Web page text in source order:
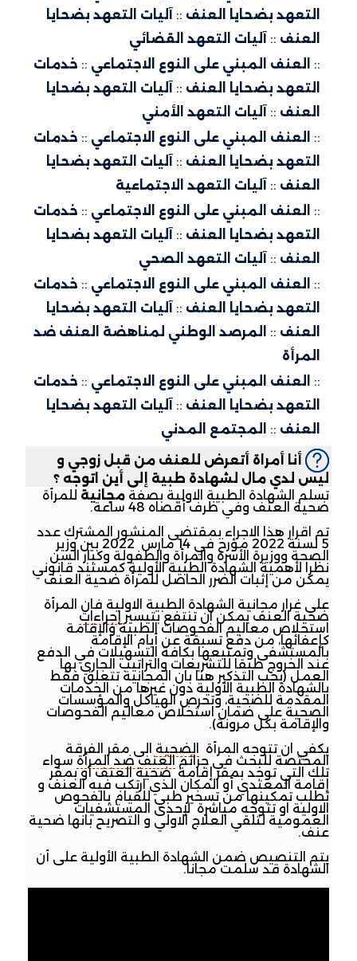
التعهد بضحايا العنف :: آليات التعهد بضحايا
العنف :: آليات التعهد القضائي
العنف المبني على النوع الاجتماعي :: خدمات
التعهد بضحايا العنف :: آليات التعهد بضحايا
العنف :: آليات التعهد الأمني
العنف المبني على النوع الاجتماعي :: خدمات
التعهد بضحايا العنف :: آليات التعهد بضحايا
العنف :: آليات التعهد الاجتماعية
العنف المبني على النوع الاجتماعي :: خدمات
التعهد بضحايا العنف :: آليات التعهد بضحايا
العنف :: آليات التعهد الصحي
العنف المبني على النوع الاجتماعي :: خدمات
التعهد بضحايا العنف :: آليات التعهد بضحايا
العنف :: المرصد الوطني لمناهضة العنف ضد
المرأة
العنف المبني على النوع الاجتماعي :: خدمات
التعهد بضحايا العنف :: آليات التعهد بضحايا
العنف :: المجتمع المدني
أنا أمراة أتعرض للعنف من قبل زوجي و
ليس لدي مال لشهادة طبية إلى أين اتوجه ؟
تسلم الشهادة الطبية الاولية بصفةمجانيةللمرأة
ضحية العنف وفي ظرف أقصاه 48 ساعة.
تم اقرار هذا الاجراء بمقتضى المنشور المشترك عدد
5 لسنة 2022 مؤرخ في 14 مارس 2022 بين وزير
الصحة ووزيرة الأسرة والمرأة والطفولة وكبار السن
نظرا لأهمية الشهادة الطبية الأولية كمستند قانوني
يمكن من إثبات الضرر الحاصل للمرأة ضحية العنف
على غرار مجانية الشهادة الطبية الاولية فان المرأة
ضحية العنف يمكن ان تنتفع بتيسيرإجراءات
استخلاص معاليم الفحوصات الطبية والإقامة
كإعفائها، من دفع تسبقة عن أيام الإقامة
بالمستشفى وتمتيعها بكافة التسهيلات في الدفع
عند الخروج طبقا للتشريعات والتراتيب الجاري بها
العمل (يجب التذكير هنا بان المجانية تتعلق فقط
بالشهادة الطبية الأولية دون غيرها من الخدمات
المقدمة للضحية، وتحرص الهياكل والمؤسسات
الصحية على ضمان استخلاص معاليم الفحوصات
والإقامة بكل مرونة).
يكفي ان تتوجه المرأةالضحيةالى مقر الفرقة
المختصة للبحث في جرائمالعنف ضد المرأةسواء
تلك التي توجد بمقر إقامة ضحية العنف أو بمقر
إقامة المعتدي أو المكان الذي ارتكب فيه العنف و
تطلب تمكينها من تسخير طبي للقيام بالفحوص
الاولية او تتوجه مباشرة لإحدى المستشفيات
العمومية لتلقي العلاج الاولي و التصريح بانها ضحية
عنف.
يتم التنصيص ضمن الشهادة الطبية الأولية على أن
الشهادة قد سلمت مجانا.